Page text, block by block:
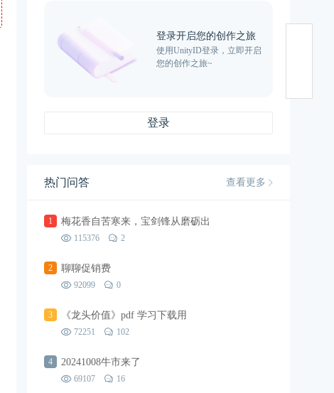
索
登录开启您的创作之旅
使用UnityID登录，立即开启
您的创作之旅~
登录
热门问答 查看更多
1 梅花香自苦寒来，宝剑锋从磨砺出
115376 2
2 聊聊促销费
92099 0
3 《龙头价值》pdf 学习下载用
72251 102
4 20241008牛市来了
69107 16